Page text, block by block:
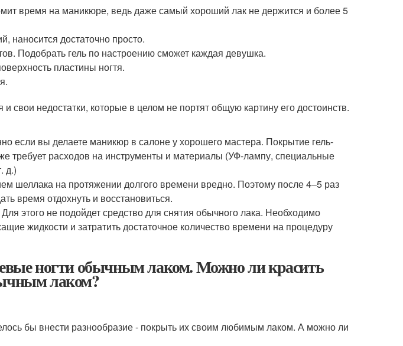
время на маникюре, ведь даже самый хороший лак не держится и более 5
наносится достаточно просто.
Подобрать гель по настроению сможет каждая девушка.
пластины ногтя.
свои недостатки, которые в целом не портят общую картину его достоинств.
если вы делаете маникюр в салоне у хорошего мастера. Покрытие гель-
требует расходов на инструменты и материалы (УФ-лампу, специальные
д.)
шеллака на протяжении долгого времени вредно. Поэтому после 4–5 раз
время отдохнуть и восстановиться.
этого не подойдет средство для снятия обычного лака. Необходимо
жидкости и затратить достаточное количество времени на процедуру
ногти обычным лаком. Можно ли красить
лаком?
бы внести разнообразие - покрыть их своим любимым лаком. А можно ли